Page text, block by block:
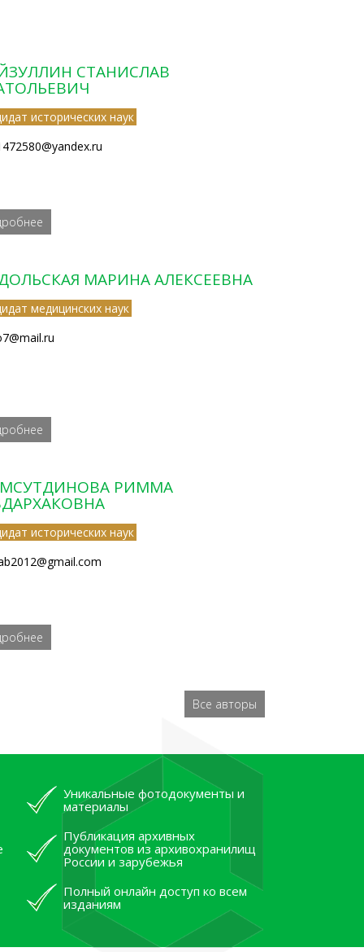
СТАНИСЛАВ
исторических наук
МАРИНА АЛЕКСЕЕВНА
медицинских наук
РИММА
исторических наук
Все авторы
Уникальные фотодокументы и
материалы
Публикация архивных
документов из архивохранилищ
России и зарубежья
Полный онлайн доступ ко всем
изданиям